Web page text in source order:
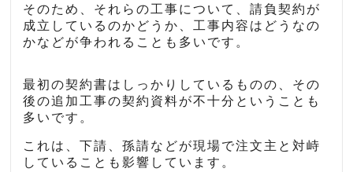
そのため、それらの工事について、請負契約が
成立しているのかどうか、工事内容はどうなの
かなどが争われることも多いです。
最初の契約書はしっかりしているものの、その
後の追加工事の契約資料が不十分ということも
多いです。
これは、下請、孫請などが現場で注文主と対峙
していることも影響しています。